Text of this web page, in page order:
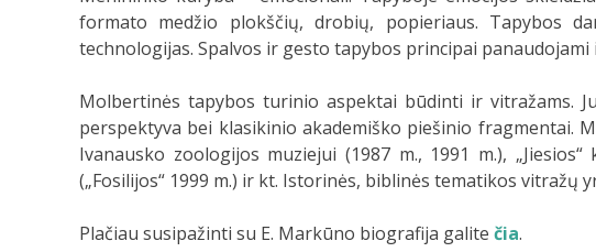
formato medžio plokščių, drobių, popieriaus. Tapybos
technologijas. Spalvos ir gesto tapybos principai
Molbertinės tapybos turinio aspektai būdinti ir vitražams.
perspektyva bei klasikinio akademiško piešinio fragmentai.
Ivanausko zoologijos muziejui (1987 m., 1991 m.),
(„Fosilijos“ 1999 m.) ir kt. Istorinės, biblinės tematikos vitražų
Plačiau susipažinti su E. Markūno biografija galite čia.